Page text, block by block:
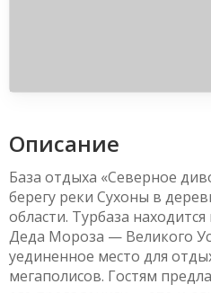
Описание
База отдыха «Северное
берегу реки Сухоны в
области. Турбаза
Деда Мороза — Великого
уединенное место для
мегаполисов. Гостям